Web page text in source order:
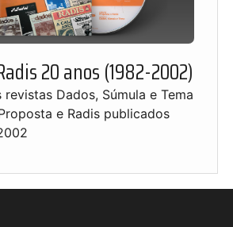
20 anos (1982-2002)
Dados, Súmula e Tema
e Radis publicados